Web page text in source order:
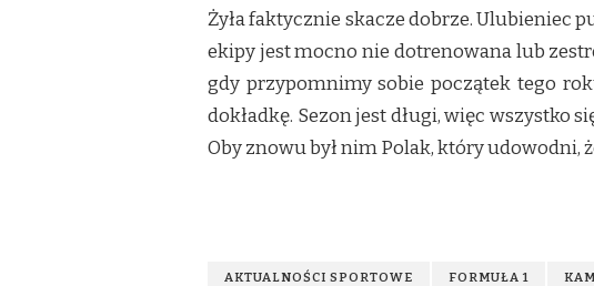
Żyła faktycznie skacze dobrze. Ulubieniec
ekipy jest mocno nie dotrenowana lub
gdy przypomnimy sobie początek tego
dokładkę. Sezon jest długi, więc wszystko
Oby znowu był nim Polak, który udowodni,
AKTUALNOŚCI SPORTOWE FORMUŁA 1